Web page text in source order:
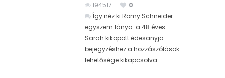
194517
0
Így néz ki Romy Schneider
egyszem lánya: a 48 éves
Sarah kiköpött édesanyja
bejegyzéshez a hozzászólások
lehetősége kikapcsolva